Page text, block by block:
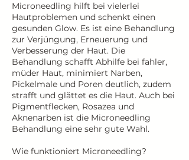
Microneedling hilft bei vielerlei
Hautproblemen und schenkt einen
gesunden Glow. Es ist eine Behandlung
zur Verjüngung, Erneuerung und
Verbesserung der Haut. Die
Behandlung schafft Abhilfe bei fahler,
müder Haut, minimiert Narben,
Pickelmale und Poren deutlich, zudem
strafft und glättet es die Haut. Auch bei
Pigmentflecken, Rosazea und
Aknenarben ist die Microneedling
Behandlung eine sehr gute Wahl.
Wie funktioniert Microneedling?